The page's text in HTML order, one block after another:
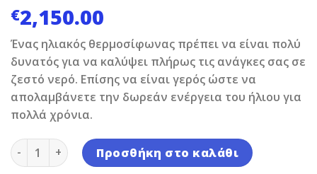
€2,150.00
Ένας ηλιακός θερμοσίφωνας πρέπει να είναι πολύ
δυνατός για να καλύψει πλήρως τις ανάγκες σας σε
ζεστό νερό. Επίσης να είναι γερός ώστε να
απολαμβάνετε την δωρεάν ενέργεια του ήλιου για
πολλά χρόνια.
Ηλιακός Θερμοσίφωνας Calpak Mark 5 300lt/4,2 m²
Προσθήκη στο καλάθι